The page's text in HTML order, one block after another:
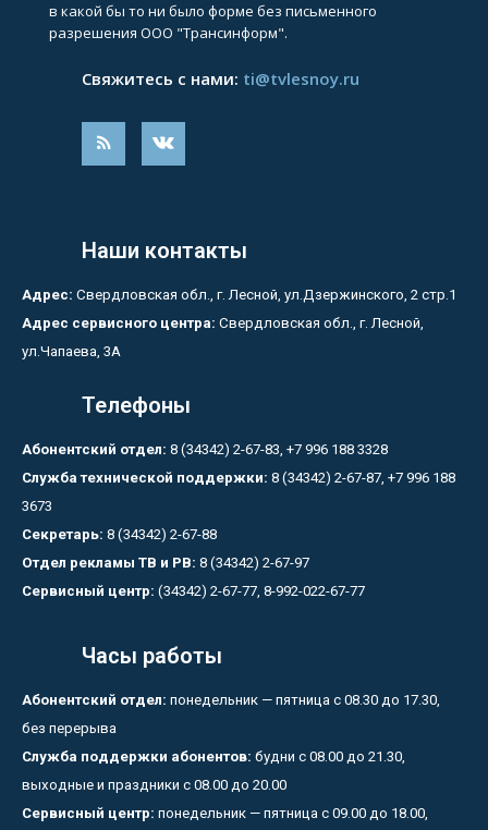
в какой бы то ни было форме без письменного
разрешения ООО "Трансинформ".
Свяжитесь с нами: ti@tvlesnoy.ru
Наши контакты
Адрес: Свердловская обл., г. Лесной, ул.Дзержинского, 2 стр.1
Адрес сервисного центра: Свердловская обл., г. Лесной,
ул.Чапаева, 3А
Телефоны
Абонентский отдел: 8 (34342) 2-67-83, +7 996 188 3328
Служба технической поддержки: 8 (34342) 2-67-87, +7 996 188
3673
Секретарь: 8 (34342) 2-67-88
Отдел рекламы ТВ и РВ: 8 (34342) 2-67-97
Сервисный центр: (34342) 2-67-77, 8-992-022-67-77
Часы работы
Абонентский отдел: понедельник — пятница с 08.30 до 17.30,
без перерыва
Служба поддержки абонентов: будни с 08.00 до 21.30,
выходные и праздники с 08.00 до 20.00
Сервисный центр: понедельник — пятница с 09.00 до 18.00,